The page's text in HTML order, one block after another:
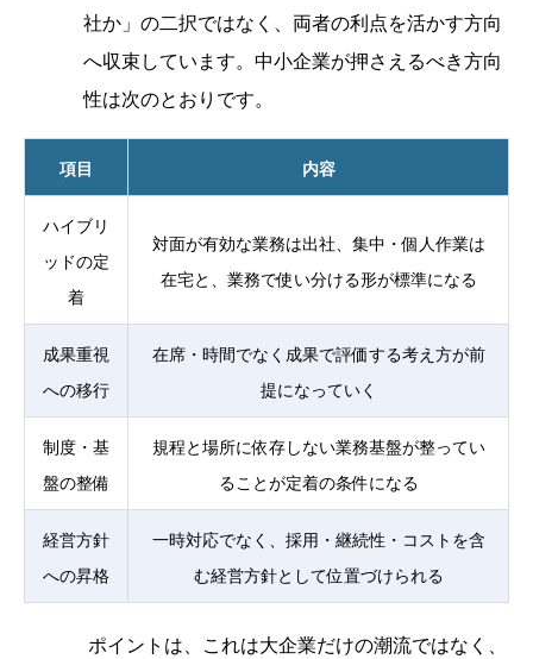
社か」の二択ではなく、両者の利点を活かす方向
へ収束しています。中小企業が押さえるべき方向
性は次のとおりです。
項目 内容
ハイブリ
ッドの定
着
対面が有効な業務は出社、集中・個人作業は
在宅と、業務で使い分ける形が標準になる
成果重視
への移行
在席・時間でなく成果で評価する考え方が前
提になっていく
制度・基
盤の整備
規程と場所に依存しない業務基盤が整ってい
ることが定着の条件になる
経営方針
への昇格
一時対応でなく、採用・継続性・コストを含
む経営方針として位置づけられる
ポイントは、これは大企業だけの潮流ではなく、